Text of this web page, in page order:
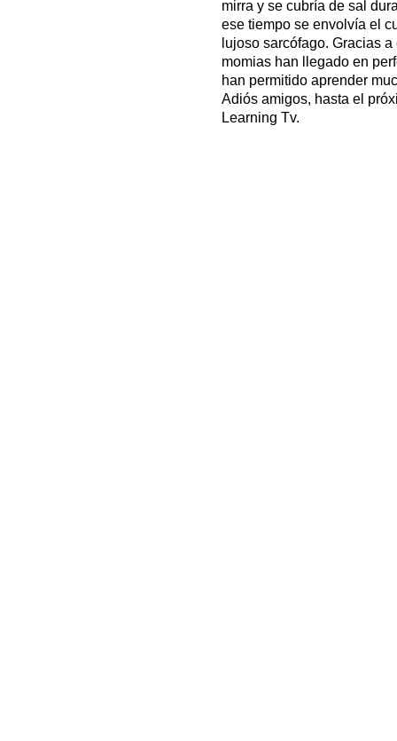
mirra y se cubría de sal
ese tiempo se envolvía el
lujoso sarcófago. Gracias
momias han llegado en
han permitido aprender
Adiós amigos, hasta el
Learning Tv.